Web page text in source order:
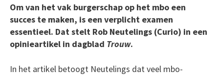
Om van het vak burgerschap op het mbo een
succes te maken, is een verplicht examen
essentieel. Dat stelt Rob Neutelings (Curio) in een
opinieartikel in dagblad Trouw.
In het artikel betoogt Neutelings dat veel mbo-